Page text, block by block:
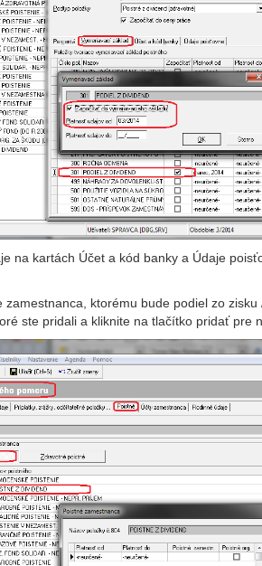
na kartách Účet a kód banky a Údaje
ktorému bude podiel zo
ste pridali a kliknite na tlačítko pridať pre